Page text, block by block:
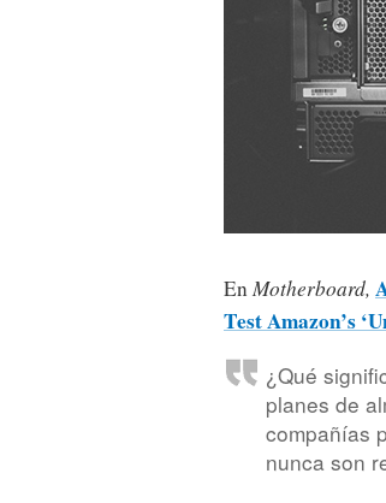
EnMotherboard,
Test Amazon’s
¿Qué
planes de
compañías
nunca son